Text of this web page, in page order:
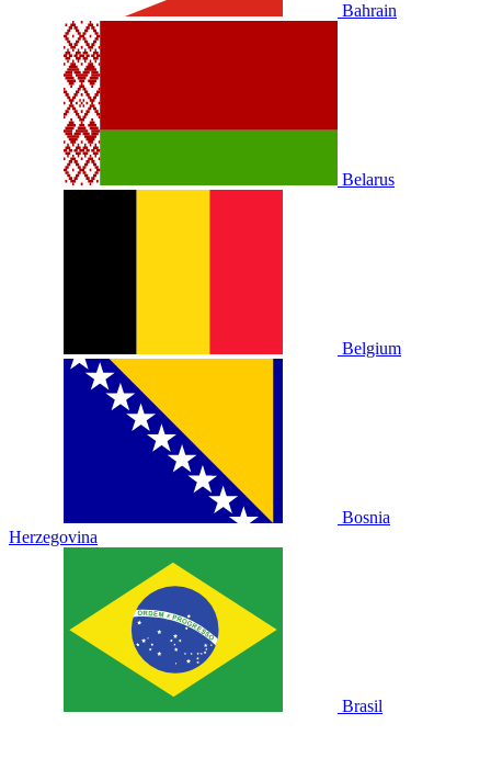
Bahrain
Belarus
Belgium
Bosnia
Herzegovina
Brasil